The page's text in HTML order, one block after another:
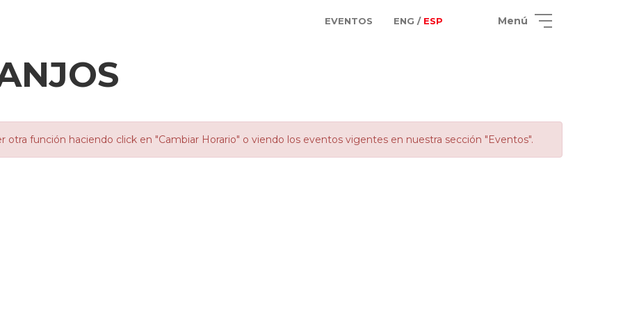
EVENTOS ENG / ESP Menú
otra función haciendo click en "Cambiar Horario" o viendo los eventos vigentes en nuestra sección "Eventos".